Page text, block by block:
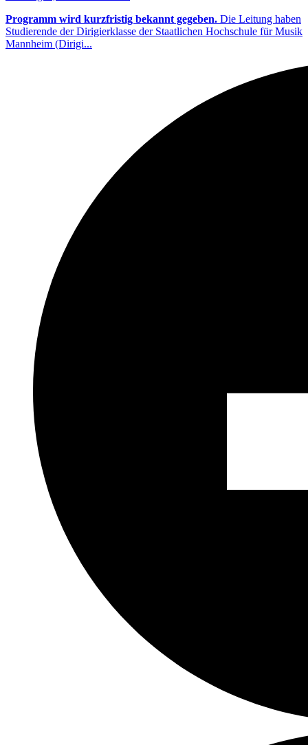
Programm wird kurzfristig bekannt gegeben. Die Leitung haben
Studierende der Dirigierklasse der Staatlichen Hochschule für Musik
Mannheim (Dirigi...